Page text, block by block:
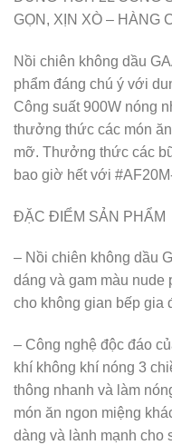
GỌN, XỊN XÒ – HÀNG
Nồi chiên không dầu
phẩm đáng chú ý với
Công suất 900W nóng
thưởng thức các món
mỡ. Thưởng thức các
bao giờ hết với
ĐẶC ĐIỂM SẢN PHẨM
– Nồi chiên không dầu
dáng và gam màu nude
cho không gian bếp gia
– Công nghệ độc đáo
khí không khí nóng 3
thông nhanh và làm
món ăn ngon miệng
dàng và lành mạnh cho